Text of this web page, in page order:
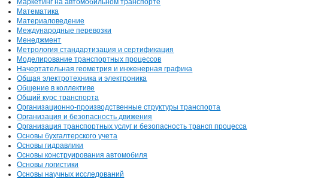
Маркетинг на автомобильном транспорте
Математика
Материаловедение
Международные перевозки
Менеджмент
Метрология стандартизация и сертификация
Моделирование транспортных процессов
Начертательная геометрия и инженерная графика
Общая электротехника и электроника
Общение в коллективе
Общий курс транспорта
Организационно-производственные структуры транспорта
Организация и безопасность движения
Организация транспортных услуг и безопасность трансп процесса
Основы бухгалтерского учета
Основы гидравлики
Основы конструирования автомобиля
Основы логистики
Основы научных исследований